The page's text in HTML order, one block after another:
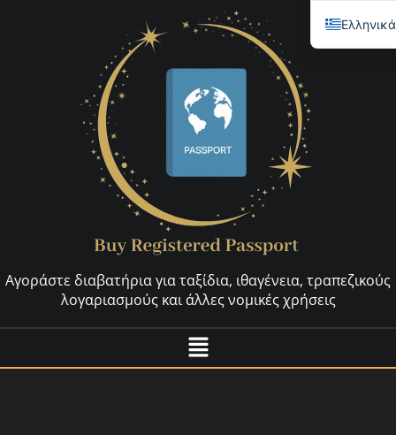
Αγοράστε διαβατήρια για ταξίδια, ιθαγένεια, τραπεζικούς
λογαριασμούς και άλλες νομικές χρήσεις
Ελληνικά
English
Hrvatski